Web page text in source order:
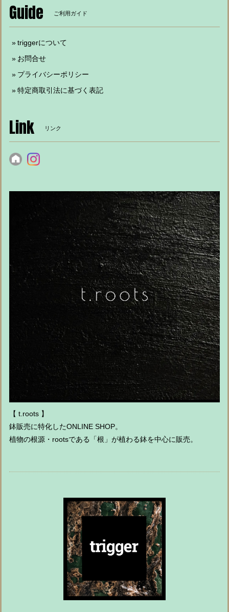
Guide ご利用ガイド
triggerについて
お問合せ
プライバシーポリシー
特定商取引法に基づく表記
Link リンク
【 t.roots 】
鉢販売に特化したONLINE SHOP。
植物の根源・rootsである「根」が植わる鉢を中心に販売。